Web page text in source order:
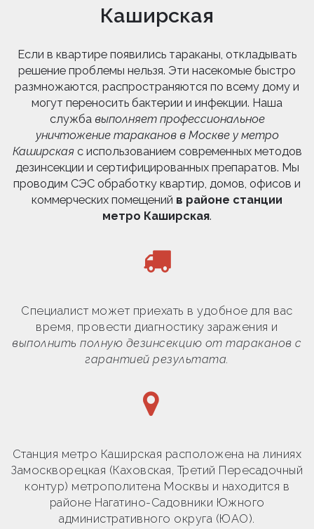
Каширская
Если в квартире появились тараканы, откладывать
решение проблемы нельзя. Эти насекомые быстро
размножаются, распространяются по всему дому и
могут переносить бактерии и инфекции. Наша
служба выполняет профессиональное
уничтожение тараканов в Москве у метро
Каширскаяс использованием современных методов
дезинсекции и сертифицированных препаратов. Мы
проводим СЭС обработку квартир, домов, офисов и
коммерческих помещений в районе станции
метро Каширская.
Специалист может приехать в удобное для вас
время, провести диагностику заражения и
выполнить полную дезинсекцию от тараканов с
гарантией результата.
Станция метро Каширская расположена на линиях
Замоскворецкая (Каховская, Третий Пересадочный
контур) метрополитена Москвы и находится в
районе Нагатино-Садовники Южного
административного округа (ЮАО).